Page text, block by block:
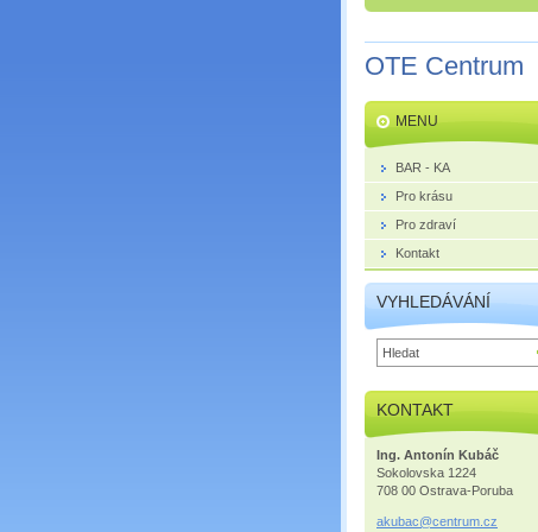
OTE Centrum
MENU
BAR - KA
Pro krásu
Pro zdraví
Kontakt
VYHLEDÁVÁNÍ
KONTAKT
Ing. Antonín Kubáč
Sokolovska 1224
708 00 Ostrava-Poruba
akubac@centrum.cz